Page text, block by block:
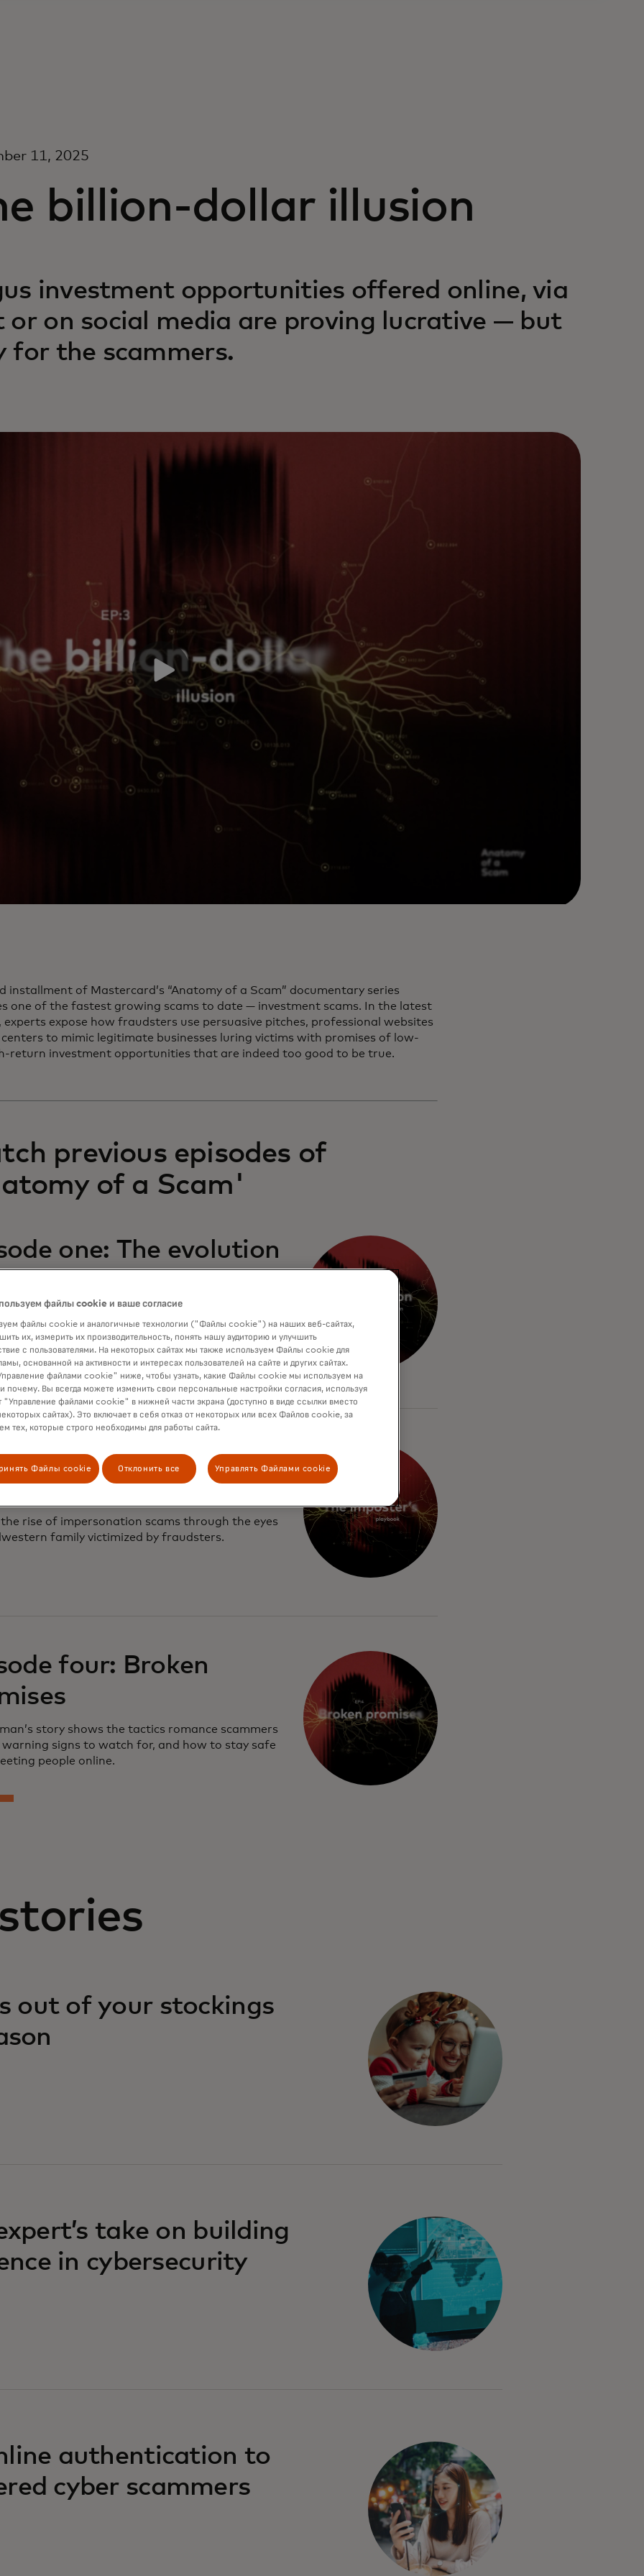
11, 2025
billion-dollar illusion
investment opportunities offered online, via
or on social media are proving lucrative — but
for the scammers.
installment of Mastercard’s “Anatomy of a Scam” documentary series
one of the fastest growing scams to date — investment scams. In the latest
experts expose how fraudsters use persuasive pitches, professional websites
centers to mimic legitimate businesses luring victims with promises of low-
return investment opportunities that are indeed too good to be true.
previous episodes of
of a Scam'
one: The evolution
to stop people from getting defrauded.
two: The
playbook
the rise of impersonation scams through the eyes
family victimized by fraudsters.
four: Broken
story shows the tactics romance scammers
warning signs to watch for, and how to stay safe
people online.
out of your stockings
take on building
in cybersecurity
authentication to
cyber scammers
файлы cookie и ваше согласие
файлы cookie и аналогичные технологии ("Файлы cookie") на наших веб-сайтах,
их, измерить их производительность, понять нашу аудиторию и улучшить
с пользователями. На некоторых сайтах мы также используем Файлы cookie для
основанной на активности и интересах пользователей на сайте и других сайтах.
файлами cookie" ниже, чтобы узнать, какие Файлы cookie мы используем на
почему. Вы всегда можете изменить свои персональные настройки согласия, используя
"Управление файлами cookie" в нижней части экрана (доступно в виде ссылки вместо
сайтах). Это включает в себя отказ от некоторых или всех Файлов cookie, за
тех, которые строго необходимы для работы сайта.
Файлы cookie Отклонить все Управлять Файлами cookie